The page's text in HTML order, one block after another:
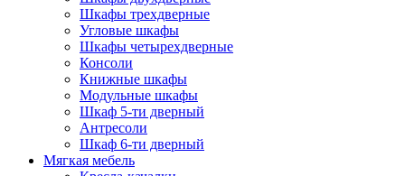
Шкафы трехдверные
Угловые шкафы
Шкафы четырехдверные
Консоли
Книжные шкафы
Модульные шкафы
Шкаф 5-ти дверный
Антресоли
Шкаф 6-ти дверный
Мягкая мебель